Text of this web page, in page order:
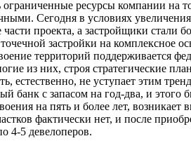
ресурсы компании
Сегодня в условиях
проекта, а застройщики стали
застройки на комплексное
территорий поддерживается
из них, строя стратегические
не уступает этим
банк с запасом на год-два, и
на пять и более лет,
фактически нет, и после
4-5 девелоперов.